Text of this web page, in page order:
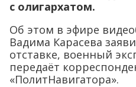
с олигархатом.
Об этом в эфире
Вадима Карасева
отставке, военный
передаёт
«ПолитНавигатора».